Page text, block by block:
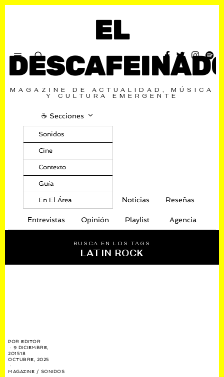
EL
MAGAZINE DE ACTUALIDAD, MÚSICA
Y CULTURA EMERGENTE
☕️ Secciones
Sonidos
Cine
Contexto
Guía
En El Área Noticias Reseñas
Entrevistas Opinión Playlist Agencia
BUSCA EN LOS TAGS
LATIN ROCK
POREDITOR
9 DICIEMBRE,
201518
OCTUBRE, 2025
MAGAZINE / SONIDOS